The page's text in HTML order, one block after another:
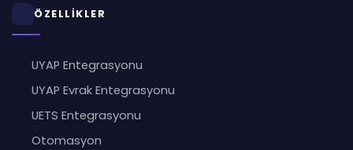
ÖZELLİKLER
UYAP Entegrasyonu
UYAP Evrak Entegrasyonu
UETS Entegrasyonu
Otomasyon